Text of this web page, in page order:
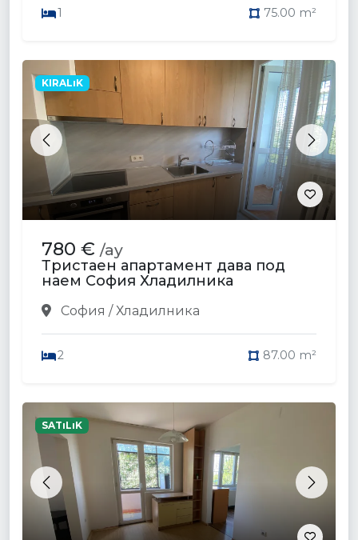
1 75.00 m²
Previous Next
KIRALıK
780 € /ay
Тристаен апартамент дава под
наем София Хладилника
София / Хладилника
2 87.00 m²
Previous Next
SATıLıK